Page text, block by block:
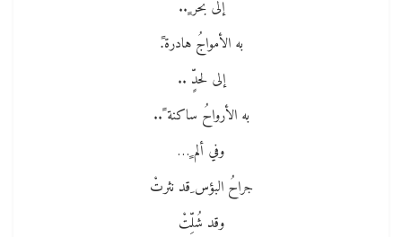
إلى بحر ٍ..
به الأمواجُ هادرة.ً
إلى لحدٍّ ..
به الأرواحُ ساكنة ً..
وفي ألم ٍ…
جراحُ البؤس ِقد نثرتْ
وقد شُلِّتْ